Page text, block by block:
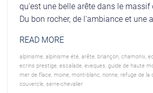
qu'est une belle arête dans le massif
Du bon rocher, de l'ambiance et une
READ MORE
alpinisme, alpinisme été, arête, briançon chamonix,
ecrins prestige, escalade, eveques guide de haute
mer de flace, moine, mont-blanc nonne, refuge de la
couvercle, serre-chevalier